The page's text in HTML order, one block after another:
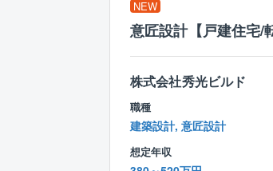
NEW
意匠設計【戸建住宅/
株式会社秀光ビルド
職種
建築設計, 意匠設計
想定年収